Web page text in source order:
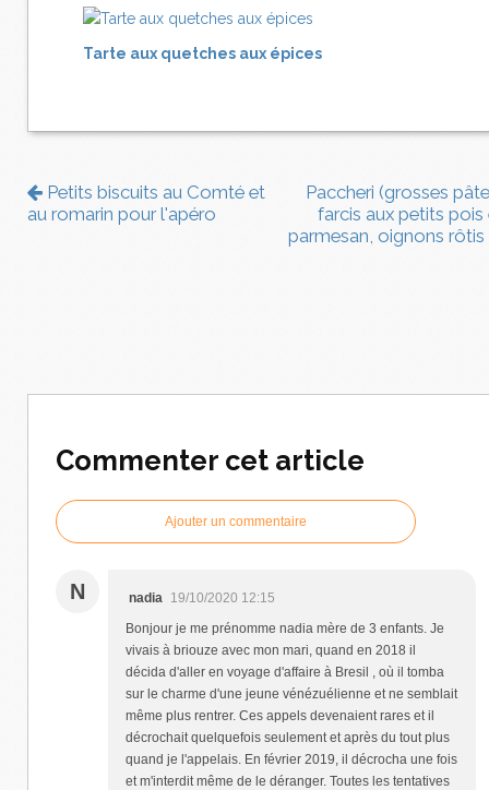
Tarte aux quetches aux épices
Petits biscuits au Comté et
au romarin pour l'apéro
Paccheri (grosses
farcis aux petits pois
parmesan, oignons rôtis
Commenter cet article
Ajouter un commentaire
N nadia
19/10/2020 12:15
Bonjour je me prénomme nadia mère de 3 enfants. Je
vivais à briouze avec mon mari, quand en 2018 il
décida d'aller en voyage d'affaire à Bresil , où il tomba
sur le charme d'une jeune vénézuélienne et ne semblait
même plus rentrer. Ces appels devenaient rares et il
décrochait quelquefois seulement et après du tout plus
quand je l'appelais. En février 2019, il décrocha une fois
et m'interdit même de le déranger. Toutes les tentatives